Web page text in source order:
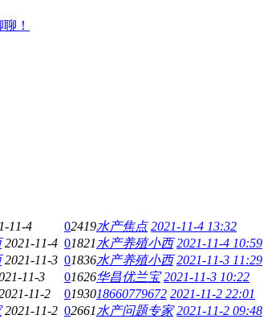
！
11-4 02419水产焦点 2021-11-4 13:32
2021-11-4 01821水产养殖小西 2021-11-4 10:59
2021-11-3 01836水产养殖小西 2021-11-3 11:29
11-3 01626华昌优兰宝 2021-11-3 10:22
11-2 0193018660779672 2021-11-2 22:01
2021-11-2 02661水产问题专家 2021-11-2 09:48